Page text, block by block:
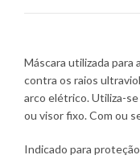
Máscara utilizada para
contra os raios
arco elétrico. Utiliza-
ou visor fixo. Com ou
Indicado para